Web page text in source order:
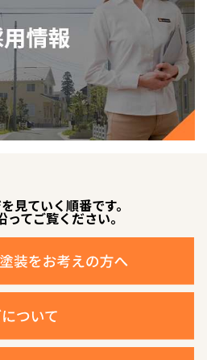
見ていく順番です。
ってご覧ください。